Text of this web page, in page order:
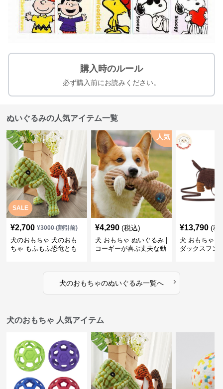
購入時のルール
必ず購入前にお読みください。
ぬいぐるみの人気アイテム一覧
SALE
¥2,700 ¥3000(割引前)
犬のおもちゃ 犬のおも
ちゃ もふもふ恐竜とも
人気
¥4,290 (税込)
犬 おもちゃ ぬいぐるみ |
コーギーが喜ぶ丈夫な動
¥13,790 (税
犬 おもちゃ
ダックスフン
犬のおもちゃのぬいぐるみ一覧へ ›
犬のおもちゃ 人気アイテム